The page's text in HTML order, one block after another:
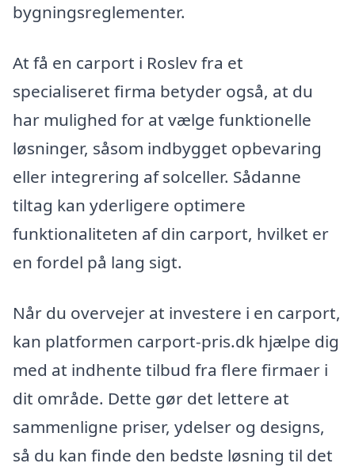
bygningsreglementer.
At få en carport i Roslev fra et
specialiseret firma betyder også, at du
har mulighed for at vælge funktionelle
løsninger, såsom indbygget opbevaring
eller integrering af solceller. Sådanne
tiltag kan yderligere optimere
funktionaliteten af din carport, hvilket er
en fordel på lang sigt.
Når du overvejer at investere i en carport,
kan platformen carport-pris.dk hjælpe dig
med at indhente tilbud fra flere firmaer i
dit område. Dette gør det lettere at
sammenligne priser, ydelser og designs,
så du kan finde den bedste løsning til det